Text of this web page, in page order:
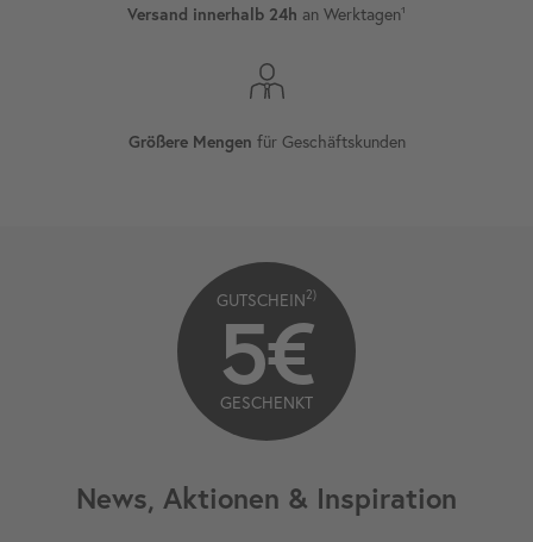
Versand innerhalb 24h an Werktagen¹
Größere Mengen für Geschäftskunden
News, Aktionen & Inspiration
GUTSCHEIN2)
5€
GESCHENKT